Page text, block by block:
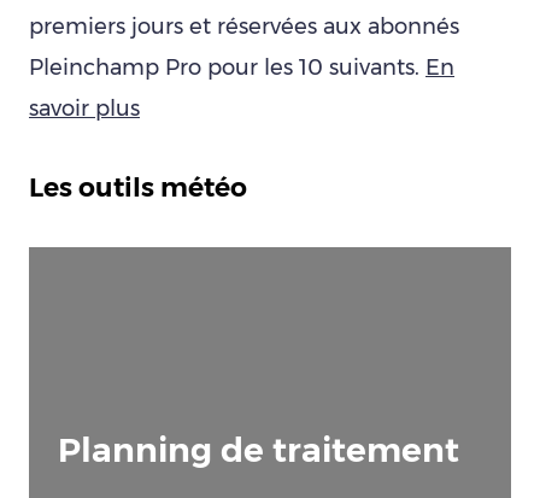
premiers jours et réservées aux abonnés
Pleinchamp Pro pour les 10 suivants. En
savoir plus
Les outils météo
Planning de traitement